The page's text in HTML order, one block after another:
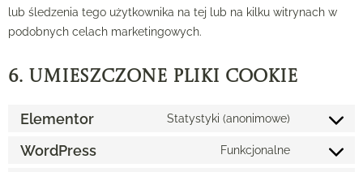
lub śledzenia tego użytkownika na tej lub na kilku witrynach w
podobnych celach marketingowych.
6. Umieszczone pliki cookie
Elementor Statystyki (anonimowe)
WordPress Funkcjonalne